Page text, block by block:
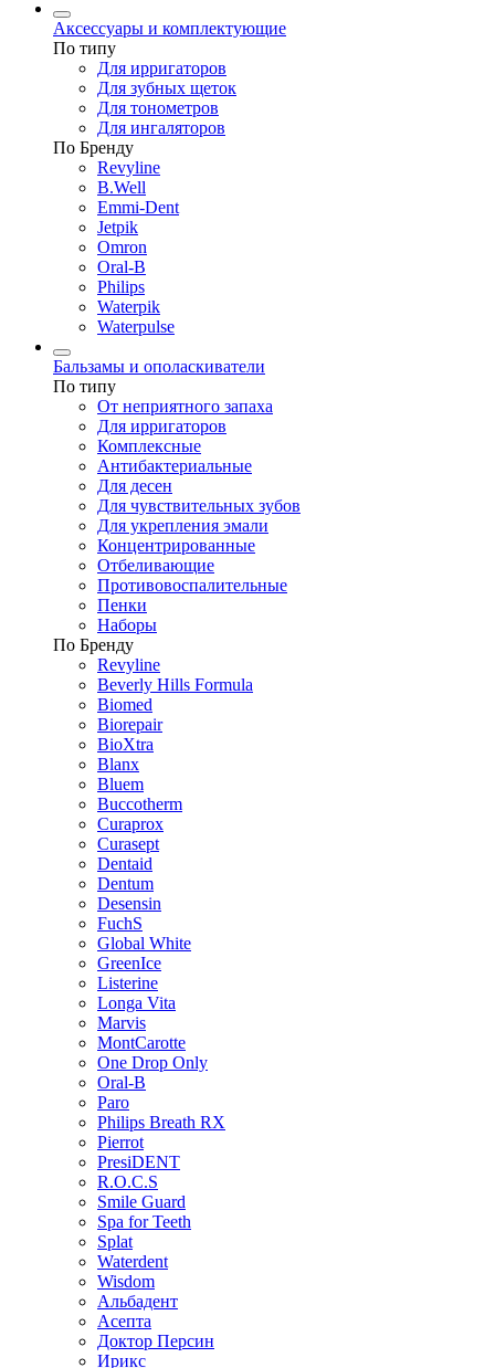
Аксессуары и комплектующие
По типу
Для ирригаторов
Для зубных щеток
Для тонометров
Для ингаляторов
По Бренду
Revyline
B.Well
Emmi-Dent
Jetpik
Omron
Oral-B
Philips
Waterpik
Waterpulse
Бальзамы и ополаскиватели
По типу
От неприятного запаха
Для ирригаторов
Комплексные
Антибактериальные
Для десен
Для чувствительных зубов
Для укрепления эмали
Концентрированные
Отбеливающие
Противовоспалительные
Пенки
Наборы
По Бренду
Revyline
Beverly Hills Formula
Biomed
Biorepair
BioXtra
Blanx
Bluem
Buccotherm
Curaprox
Curasept
Dentaid
Dentum
Desensin
FuchS
Global White
GreenIce
Listerine
Longa Vita
Marvis
MontCarotte
One Drop Only
Oral-B
Paro
Philips Breath RX
Pierrot
PresiDENT
R.O.C.S
Smile Guard
Spa for Teeth
Splat
Waterdent
Wisdom
Альбадент
Асепта
Доктор Персин
Ирикс